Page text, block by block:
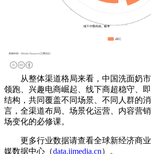
从整体渠道格局来看，中国洗面奶市
领跑、兴趣电商崛起、线下商超稳守、
结构，共同覆盖不同场景、不同人群的
言，全渠道布局、场景化运营、内容营
场变化的必修课。
更多行业数据请查看全球新经济商
媒数据中心（data.iimedia.cn）。